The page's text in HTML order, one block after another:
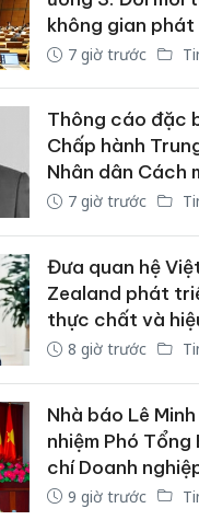
không gian
7 giờ trước
Thông cáo đặc
Chấp hành
Nhân dân Cách
7 giờ trước
Đưa quan hệ
Zealand phát
thực chất và
8 giờ trước
Nhà báo Lê
nhiệm Phó
chí Doanh
9 giờ trước